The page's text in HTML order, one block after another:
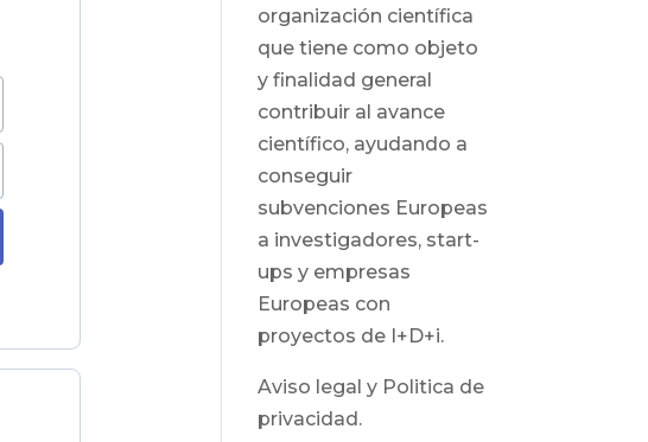
organización científica
que tiene como objeto
y finalidad general
contribuir al avance
científico, ayudando a
conseguir
subvenciones Europeas
a investigadores, start-
ups y empresas
Europeas con
proyectos de I+D+i.
Aviso legal y Politica de
privacidad.